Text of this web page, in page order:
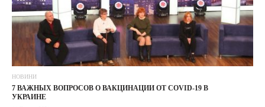
НОВИНИ
7 ВАЖНЫХ ВОПРОСОВ О ВАКЦИНАЦИИ ОТ COVID-19 В
УКРАИНЕ